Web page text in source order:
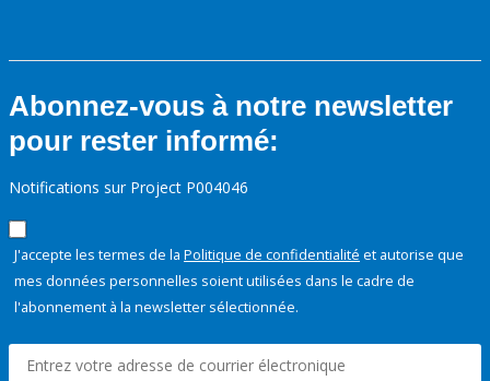
Abonnez-vous à notre newsletter
pour rester informé:
Notifications sur Project P004046
J'accepte les termes de la Politique de confidentialité et autorise que
mes données personnelles soient utilisées dans le cadre de
l'abonnement à la newsletter sélectionnée.